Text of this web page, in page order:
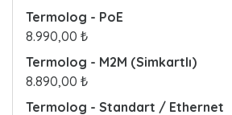
Termolog - PoE
8.990,00 ₺
Termolog - M2M (Simkartlı)
8.890,00 ₺
Termolog - Standart / Ethernet